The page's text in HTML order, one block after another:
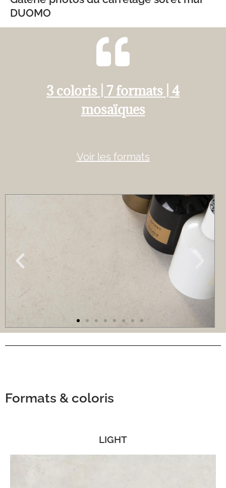
DUOMO
3 coloris | 7 formats | 4
mosaïques
Voir les formats
Formats & coloris
LIGHT